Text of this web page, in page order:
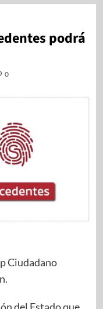
podrá
0
Ciudadano